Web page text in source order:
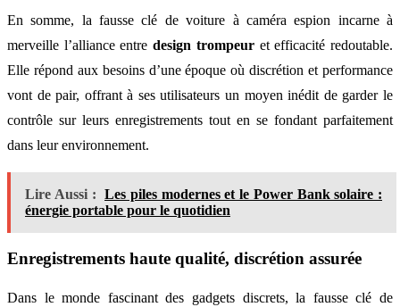
En somme, la fausse clé de voiture à caméra espion incarne à
merveille l’alliance entredesign trompeuret efficacité redoutable.
Elle répond aux besoins d’une époque où discrétion et performance
vont de pair, offrant à ses utilisateurs un moyen inédit de garder le
contrôle sur leurs enregistrements tout en se fondant parfaitement
dans leur environnement.
Lire Aussi : Les piles modernes et le Power Bank solaire :
énergie portable pour le quotidien
Enregistrements haute qualité, discrétion assurée
Dans le monde fascinant des gadgets discrets, la fausse clé de